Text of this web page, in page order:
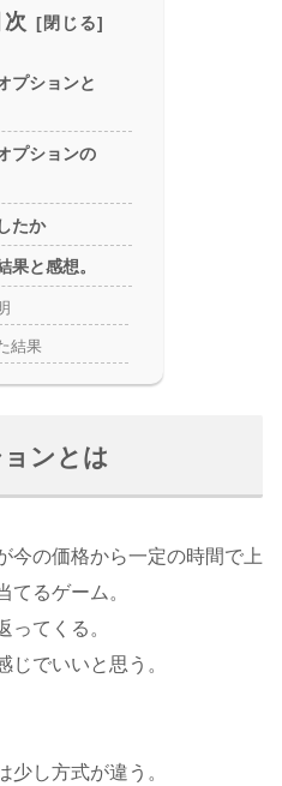
次
プションと
プションの
たか
果と感想。
結果
ンとは
今の価格から一定の時間で上
てるゲーム。
ってくる。
じでいいと思う。
少し方式が違う。